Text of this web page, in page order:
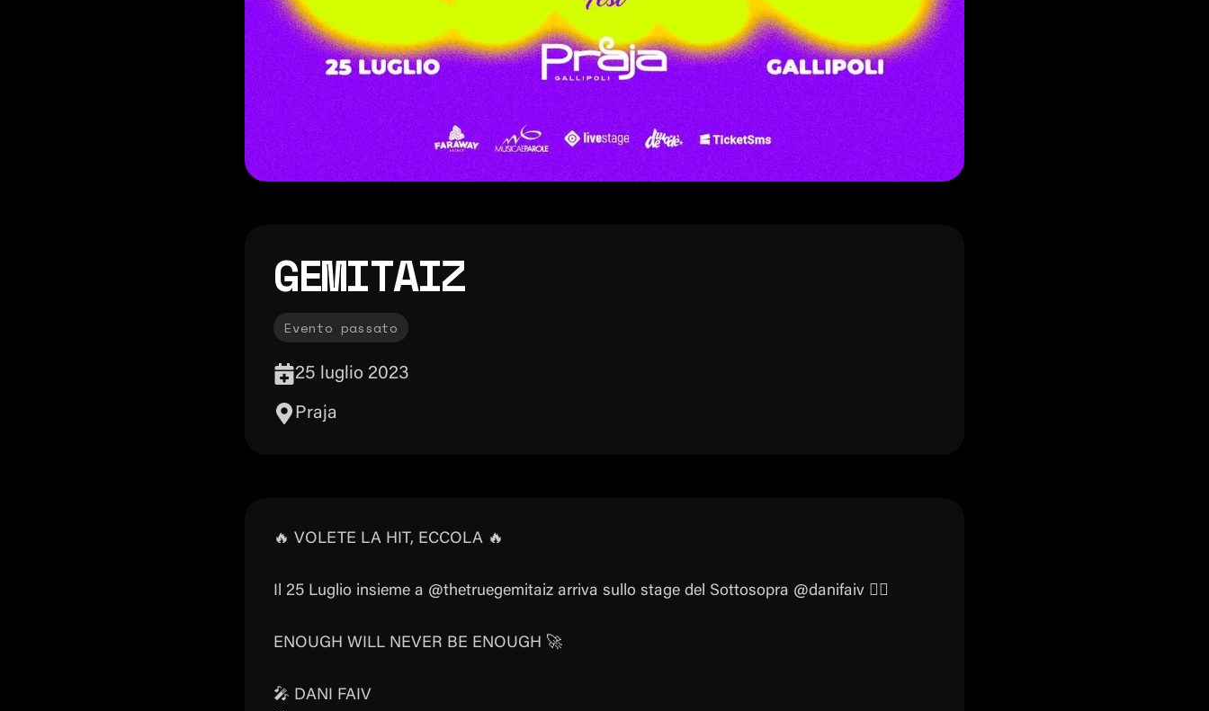
GEMITAIZ
Evento passato
25 luglio 2023
Praja
🔥 VOLETE LA HIT, ECCOLA 🔥
Il 25 Luglio insieme a @thetruegemitaiz arriva sullo stage del Sottosopra @danifaiv 😮‍💨
ENOUGH WILL NEVER BE ENOUGH 🚀
🎤 DANI FAIV